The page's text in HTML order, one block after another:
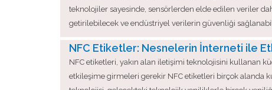
teknolojiler sayesinde, sensörlerden elde edilen veriler
getirilebilecek ve endüstriyel verilerin güvenliği
NFC Etiketler: Nesnelerin İnterneti ile
NFC etiketleri, yakın alan iletişimi teknolojisini kullanan
etkileşime girmeleri gerekir NFC etiketleri birçok alanda